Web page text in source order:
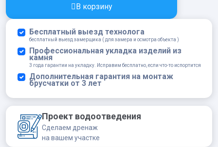
305-
00
quantity
В корзину
Бесплатный выезд технолога
бесплатный выезд замерщика ( для замера и осмотра объекта )
Профессиональная укладка изделий из
камня
3 года гарантии на укладку. Исправим бесплатно, если что-то испортится
Дополнительная гарантия на монтаж
брусчатки от 3 лет
Проект водоотведения
Сделаем дренаж
на вашем участке